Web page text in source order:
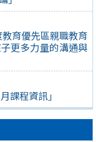
育優先區親職教育
更多力量的溝通與
課程資訊」